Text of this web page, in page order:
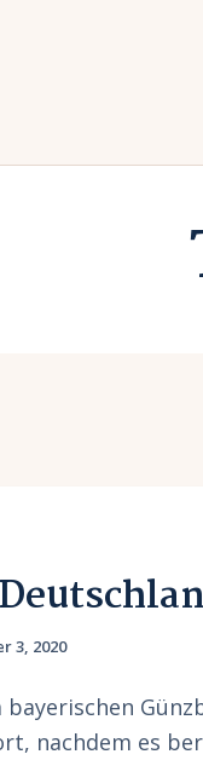
3, 2020
nachdem es